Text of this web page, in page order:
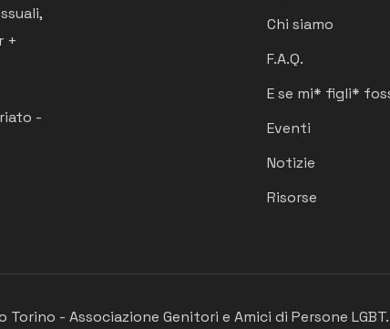
+
-
Chi siamo
F.A.Q.
E se mi* figli*
Eventi
Notizie
Risorse
- Associazione Genitori e Amici di Persone